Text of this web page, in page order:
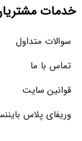
خدمات
سوالات متداول
تماس با ما
قوانین سایت
وریفای پلاس